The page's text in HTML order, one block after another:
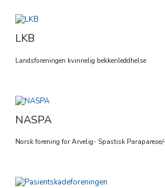
LKB
Landsforeningen kvinnelig bekkenleddhelse
NASPA
Norsk forening for Arvelig- Spastisk